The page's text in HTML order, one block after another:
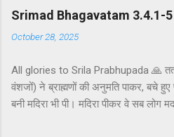
लोगों के लिए विषय है जो प्रयोगात्मक ज्ञान
समझने के इच्छुक हैं। दूसरे वर्ग के लोग
दूसरे अध्याय के इकसठवें श्लोक में बताया गया
कर्म के बंधनों से मुक्त हो सकता है; और इसके
नहीं है। इकसठवें श्लोक में यही सिद्धांत
यह बुद्धि-योग पूर्णतः परब्रह्म (या अधिक
Srimad Bhagavatam 3.4.1-
October 28, 2025
All glories to Srila Prabhupada 🙏
वंशजों) ने ब्राह्मणों की अनुमति पाकर, बचे
बनी मदिरा भी पी। मदिरा पीकर वे सब लोग